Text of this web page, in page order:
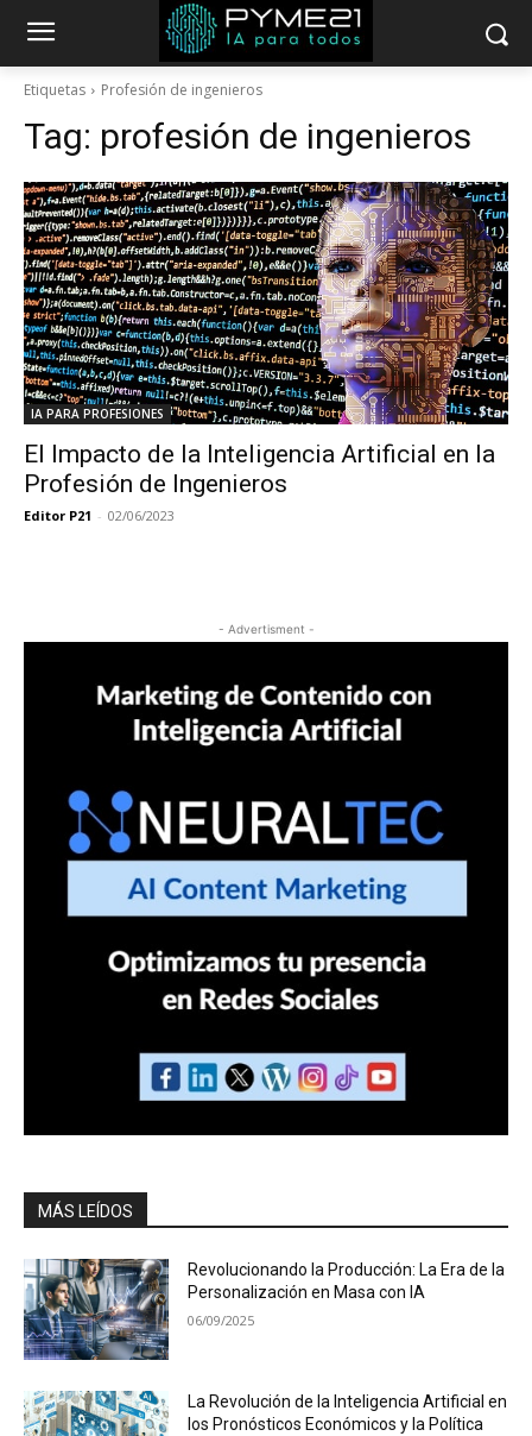
Etiquetas Profesión de ingenieros
Tag: profesión de ingenieros
IA PARA PROFESIONES
El Impacto de la Inteligencia Artificial en la
Profesión de Ingenieros
Editor P21 - 02/06/2023
- Advertisment -
MÁS LEÍDOS
Revolucionando la Producción: La Era de la
Personalización en Masa con IA
06/09/2025
La Revolución de la Inteligencia Artificial en
los Pronósticos Económicos y la Política